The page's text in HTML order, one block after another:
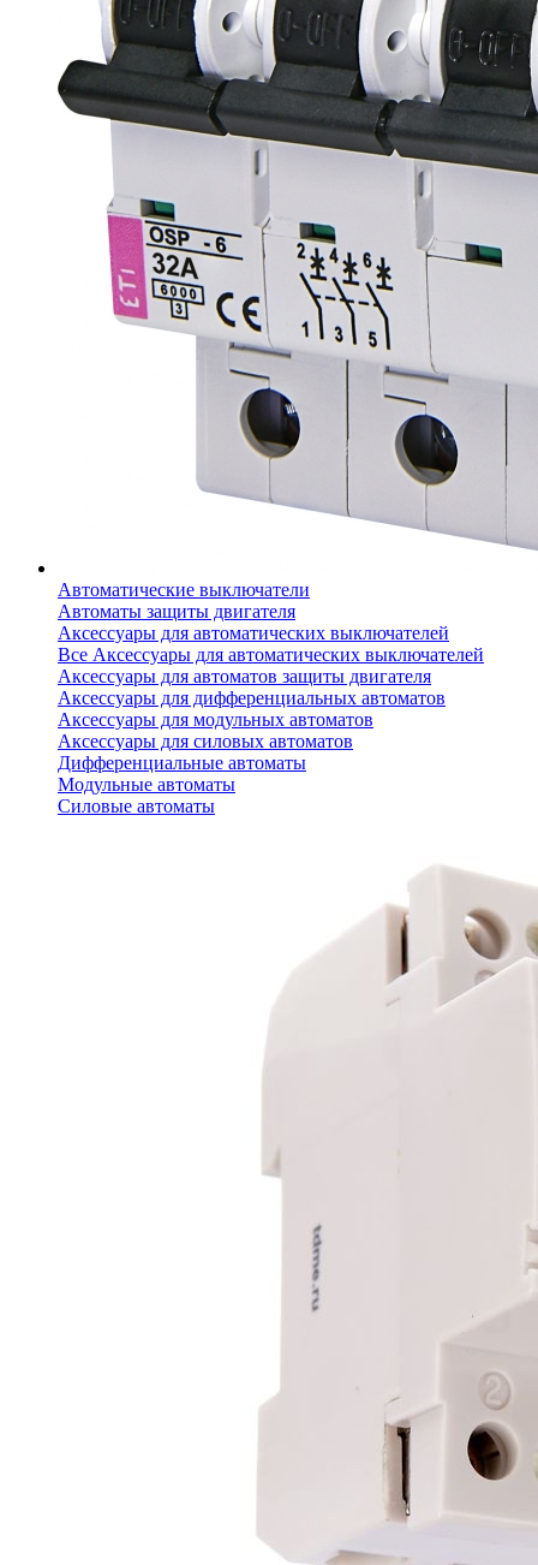
Автоматические выключатели
Автоматы защиты двигателя
Аксессуары для автоматических выключателей
Все Аксессуары для автоматических выключателей
Аксессуары для автоматов защиты двигателя
Аксессуары для дифференциальных автоматов
Аксессуары для модульных автоматов
Аксессуары для силовых автоматов
Дифференциальные автоматы
Модульные автоматы
Силовые автоматы